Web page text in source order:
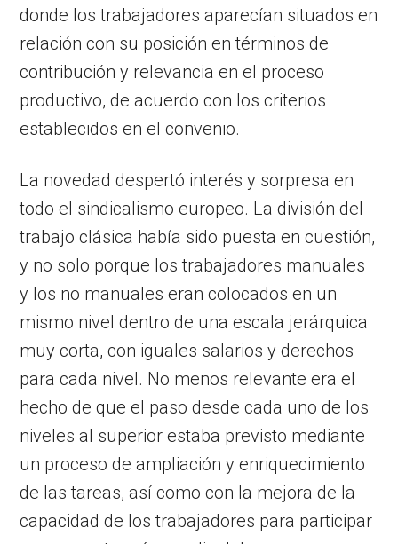
donde los trabajadores aparecían situados en
relación con su posición en términos de
contribución y relevancia en el proceso
productivo, de acuerdo con los criterios
establecidos en el convenio.
La novedad despertó interés y sorpresa en
todo el sindicalismo europeo. La división del
trabajo clásica había sido puesta en cuestión,
y no solo porque los trabajadores manuales
y los no manuales eran colocados en un
mismo nivel dentro de una escala jerárquica
muy corta, con iguales salarios y derechos
para cada nivel. No menos relevante era el
hecho de que el paso desde cada uno de los
niveles al superior estaba previsto mediante
un proceso de ampliación y enriquecimiento
de las tareas, así como con la mejora de la
capacidad de los trabajadores para participar